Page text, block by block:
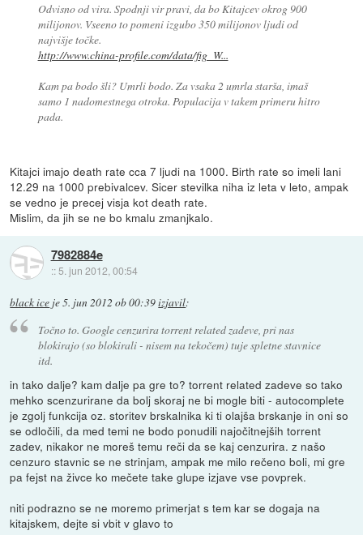
Odvisno od vira. Spodnji vir pravi, da bo Kitajcev okrog 900
milijonov. Vseeno to pomeni izgubo 350 milijonov ljudi od
najvišje točke.
http://www.china-profile.com/data/fig_W...
Kam pa bodo šli? Umrli bodo. Za vsaka 2 umrla starša, imaš
samo 1 nadomestnega otroka. Populacija v takem primeru hitro
pada.
Kitajci imajo death rate cca 7 ljudi na 1000. Birth rate so imeli lani
12.29 na 1000 prebivalcev. Sicer stevilka niha iz leta v leto, ampak
se vedno je precej visja kot death rate.
Mislim, da jih se ne bo kmalu zmanjkalo.
7982884e
:: 5. jun 2012, 00:54
black ice je5. jun 2012 ob 00:39izjavil:
Točno to. Google cenzurira torrent related zadeve, pri nas
blokirajo (so blokirali - nisem na tekočem) tuje spletne stavnice
itd.
in tako dalje? kam dalje pa gre to? torrent related zadeve so tako
mehko scenzurirane da bolj skoraj ne bi mogle biti - autocomplete
je zgolj funkcija oz. storitev brskalnika ki ti olajša brskanje in oni so
se odločili, da med temi ne bodo ponudili najočitnejših torrent
zadev, nikakor ne moreš temu reči da se kaj cenzurira. z našo
cenzuro stavnic se ne strinjam, ampak me milo rečeno boli, mi gre
pa fejst na živce ko mečete take glupe izjave vse povprek.
niti podrazno se ne moremo primerjat s tem kar se dogaja na
kitajskem, dejte si vbit v glavo to